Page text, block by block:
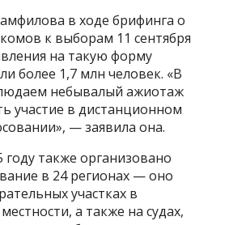
в ходе брифинга о
к выборам 11 сентября
на такую форму
более 1,7 млн человек. «В
небывалый ажиотаж
участие в дистанционном
— заявила она.
также организовано
в 24 регионах — оно
участках в
а также на судах,